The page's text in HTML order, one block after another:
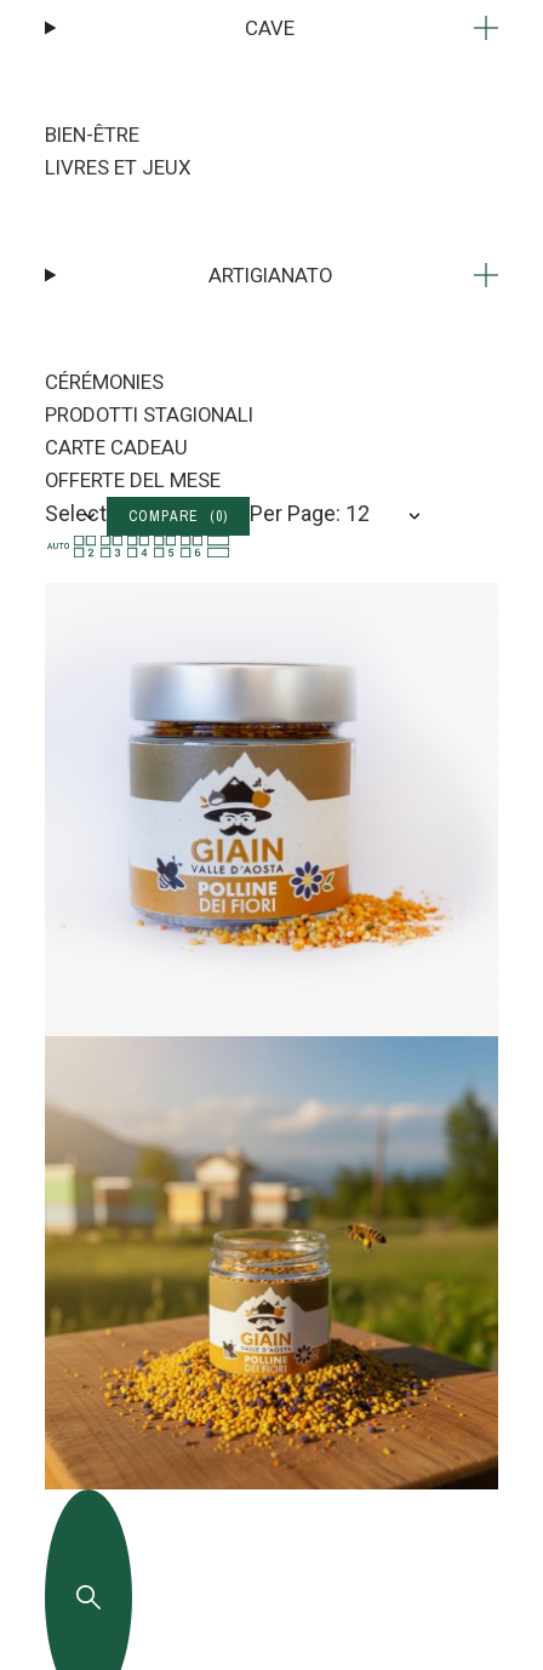
CAVE
BIEN-ÊTRE
LIVRES ET JEUX
ARTIGIANATO
CÉRÉMONIES
PRODOTTI STAGIONALI
CARTE CADEAU
OFFERTE DEL MESE
Select COMPARE (0) Per Page: 12